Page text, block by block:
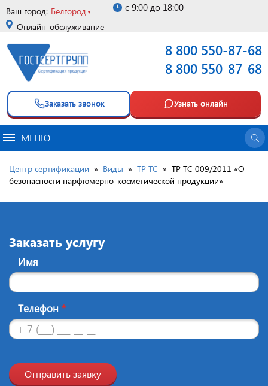
Ваш город: Белгород
Онлайн-обслуживание
с 9:00 до 18:00
8 800 550-87-68
8 800 550-87-68
Заказать звонок Узнать онлайн
МЕНЮ
Центр сертификации » Виды » ТР ТС » ТР ТС 009/2011 «О
безопасности парфюмерно-косметической продукции»
Заказать услугу
Имя
Телефон *
Отправить заявку